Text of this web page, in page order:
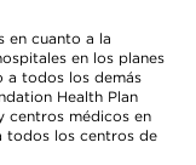
en cuanto a la
en los planes
a todos los demás
Health Plan
centros médicos en
todos los centros de